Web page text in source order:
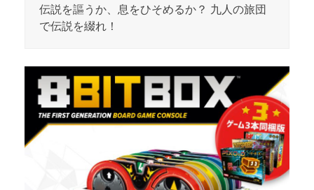
伝説を謳うか、息をひそめるか？ 九人の旅団
で伝説を綴れ！